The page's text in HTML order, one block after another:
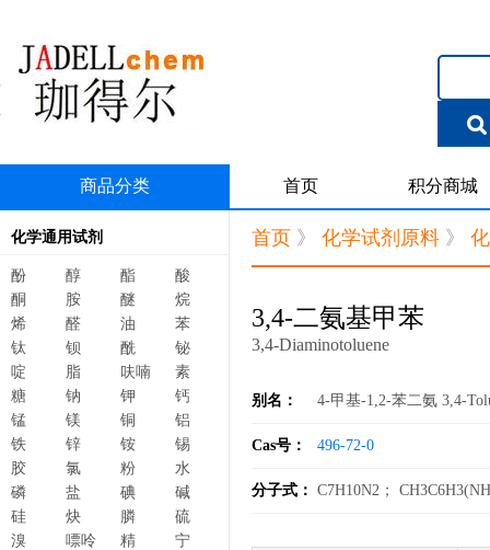
商品分类 首页 积分商城
化学通用试剂
酚 醇 酯
酸
酮
胺 醚
烷
烯
醛 油
苯
钛
钡 酰
铋
啶
脂 呋喃
素
糖
钠 钾
钙
锰
镁 铜
铝
铁
锌 铵
锡
胶
氯 粉
水
磷
盐 碘
碱
硅
炔 膦
硫
溴
嘌呤 精
宁
首页 》 化学试剂原料 》
3,4-二氨基甲苯
3,4-Diaminotoluene
别名： 4-甲基-1,2-苯二氨 3,4-
Cas号： 496-72-0
分子式： C7H10N2；